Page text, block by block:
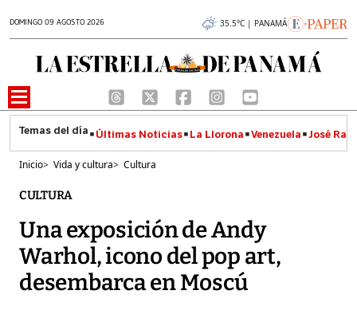
DOMINGO 09 AGOSTO 2026 35.5°C | PANAMÁ
Últimas Noticias La Llorona Venezuela José
Inicio> Vida y cultura> Cultura
CULTURA
Una exposición de Andy
Warhol, icono del pop art,
desembarca en Moscú